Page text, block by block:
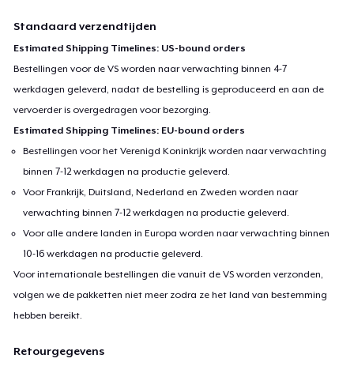
Standaard verzendtijden
Estimated Shipping Timelines: US-bound orders
Bestellingen voor de VS worden naar verwachting binnen 4-7
werkdagen geleverd, nadat de bestelling is geproduceerd en aan de
vervoerder is overgedragen voor bezorging.
Estimated Shipping Timelines: EU-bound orders
Bestellingen voor het Verenigd Koninkrijk worden naar verwachting
binnen 7-12 werkdagen na productie geleverd.
Voor Frankrijk, Duitsland, Nederland en Zweden worden naar
verwachting binnen 7-12 werkdagen na productie geleverd.
Voor alle andere landen in Europa worden naar verwachting binnen
10-16 werkdagen na productie geleverd.
Voor internationale bestellingen die vanuit de VS worden verzonden,
volgen we de pakketten niet meer zodra ze het land van bestemming
hebben bereikt.
Retourgegevens